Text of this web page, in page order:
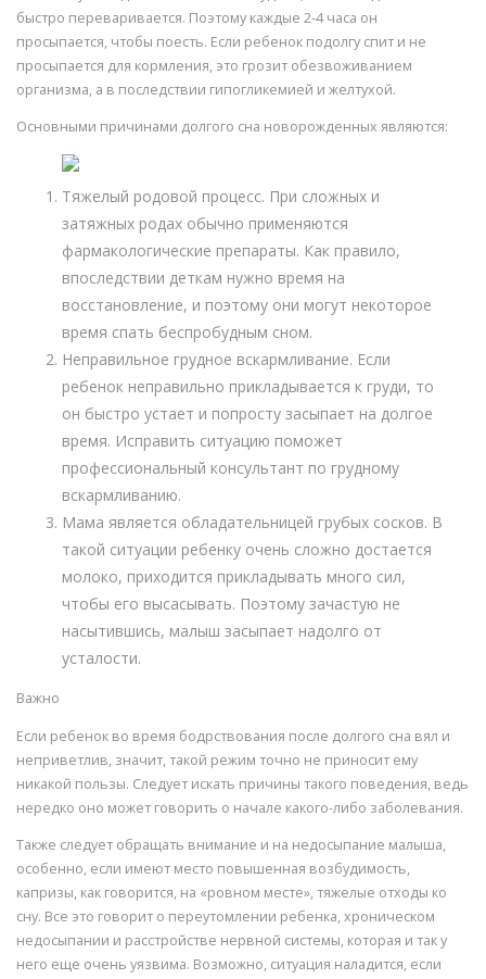
быстро переваривается. Поэтому каждые 2-4 часа он
просыпается, чтобы поесть. Если ребенок подолгу спит и не
просыпается для кормления, это грозит обезвоживанием
организма, а в последствии гипогликемией и желтухой.
Основными причинами долгого сна новорожденных являются:
Тяжелый родовой процесс. При сложных и
затяжных родах обычно применяются
фармакологические препараты. Как правило,
впоследствии деткам нужно время на
восстановление, и поэтому они могут некоторое
время спать беспробудным сном.
Неправильное грудное вскармливание. Если
ребенок неправильно прикладывается к груди, то
он быстро устает и попросту засыпает на долгое
время. Исправить ситуацию поможет
профессиональный консультант по грудному
вскармливанию.
Мама является обладательницей грубых сосков. В
такой ситуации ребенку очень сложно достается
молоко, приходится прикладывать много сил,
чтобы его высасывать. Поэтому зачастую не
насытившись, малыш засыпает надолго от
усталости.
Важно
Если ребенок во время бодрствования после долгого сна вял и
неприветлив, значит, такой режим точно не приносит ему
никакой пользы. Следует искать причины такого поведения, ведь
нередко оно может говорить о начале какого-либо заболевания.
Также следует обращать внимание и на недосыпание малыша,
особенно, если имеют место повышенная возбудимость,
капризы, как говорится, на «ровном месте», тяжелые отходы ко
сну. Все это говорит о переутомлении ребенка, хроническом
недосыпании и расстройстве нервной системы, которая и так у
него еще очень уязвима. Возможно, ситуация наладится, если